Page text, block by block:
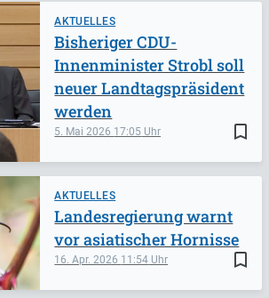
AKTUELLES
bookmark_border
5. Mai 2026 17:05
Bisheriger CDU-
Innenminister Strobl soll
neuer Landtagspräsident
werden
AKTUELLES
bookmark_border
16. Apr. 2026 11:54
Landesregierung warnt
vor asiatischer Hornisse